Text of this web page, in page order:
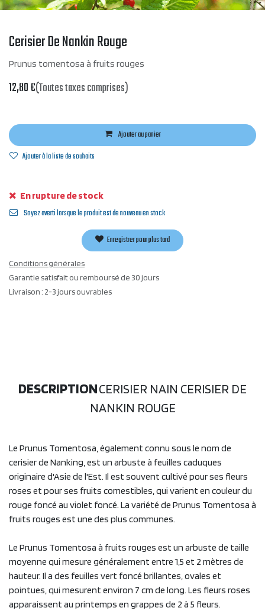
Cerisier De Nankin Rouge
Prunus tomentosa à fruits rouges
12,80€(Toutes taxes comprises)
Ajouter au panier
Ajouter à la liste de souhaits
En rupture de stock
Soyez averti lorsque le produit est de nouveau en stock
Enregistrer pour plus tard
Conditions générales
Garantie satisfait ou remboursé de 30 jours
Livraison : 2-3 jours ouvrables
DESCRIPTIONCERISIER NAIN CERISIER DE
NANKIN ROUGE
Le Prunus Tomentosa, également connu sous le nom de
cerisier de Nanking, est un arbuste à feuilles caduques
originaire d'Asie de l'Est. Il est souvent cultivé pour ses fleurs
roses et pour ses fruits comestibles, qui varient en couleur du
rouge foncé au violet foncé. La variété de Prunus Tomentosa à
fruits rouges est une des plus communes.
Le Prunus Tomentosa à fruits rouges est un arbuste de taille
moyenne qui mesure généralement entre 1,5 et 2 mètres de
hauteur. Il a des feuilles vert foncé brillantes, ovales et
pointues, qui mesurent environ 7 cm de long. Les fleurs roses
apparaissent au printemps en grappes de 2 à 5 fleurs.